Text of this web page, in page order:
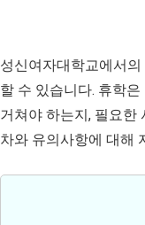
성신여자대학교에서
할 수 있습니다. 휴학
거쳐야 하는지, 필요한
차와 유의사항에 대해